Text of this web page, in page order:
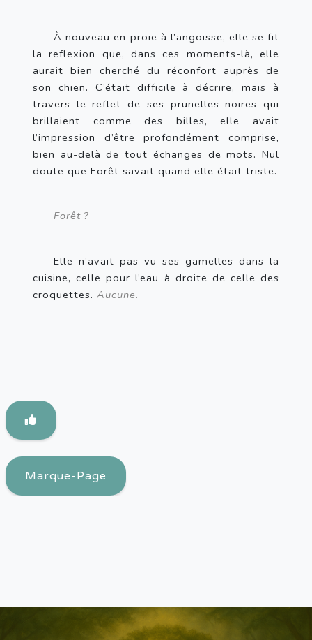
À nouveau en proie à l’angoisse, elle se fit
la reflexion que, dans ces moments-là, elle
aurait bien cherché du réconfort auprès de
son chien. C’était difficile à décrire, mais à
travers le reflet de ses prunelles noires qui
brillaient comme des billes, elle avait
l’impression d’être profondément comprise,
bien au-delà de tout échanges de mots. Nul
doute que Forêt savait quand elle était triste.
Forêt ?
Elle n’avait pas vu ses gamelles dans la
cuisine, celle pour l’eau à droite de celle des
croquettes. Aucune.
Marque-Page